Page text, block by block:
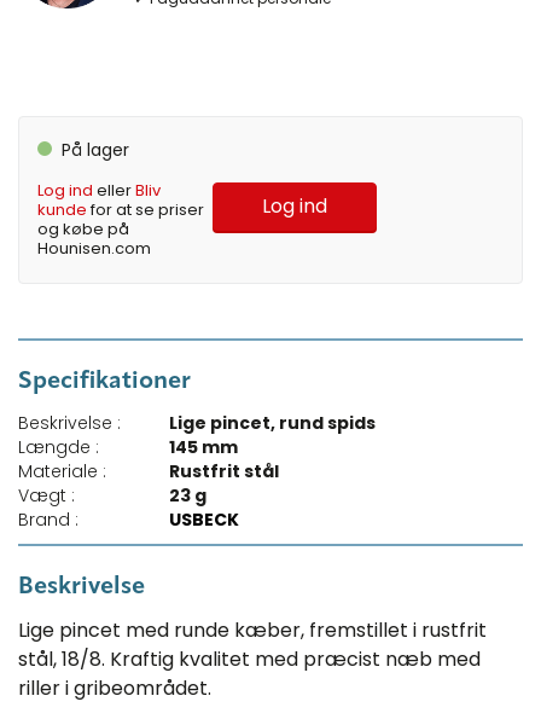
På lager
Log ind ellerBliv
kundefor at se priser
og købe på
Hounisen.com
Log ind
Specifikationer
Beskrivelse :
Lige pincet, rund spids
Længde :
145 mm
Materiale :
Rustfrit stål
Vægt :
23 g
Brand :
USBECK
Beskrivelse
Lige pincet med runde kæber, fremstillet i ​rustfrit
stål, 18/8. Kraftig kvalitet med præcist næb med
riller i gribeområdet.